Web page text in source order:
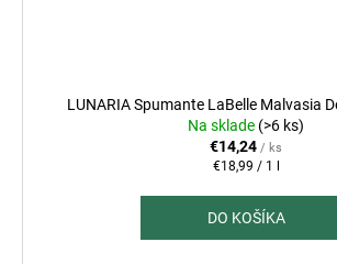
LUNARIA Spumante LaBelle Malvasia
Na sklade (>6 ks)
€14,24 / ks
Jednotková
€18,99 / 1 l
DO KOŠÍKA